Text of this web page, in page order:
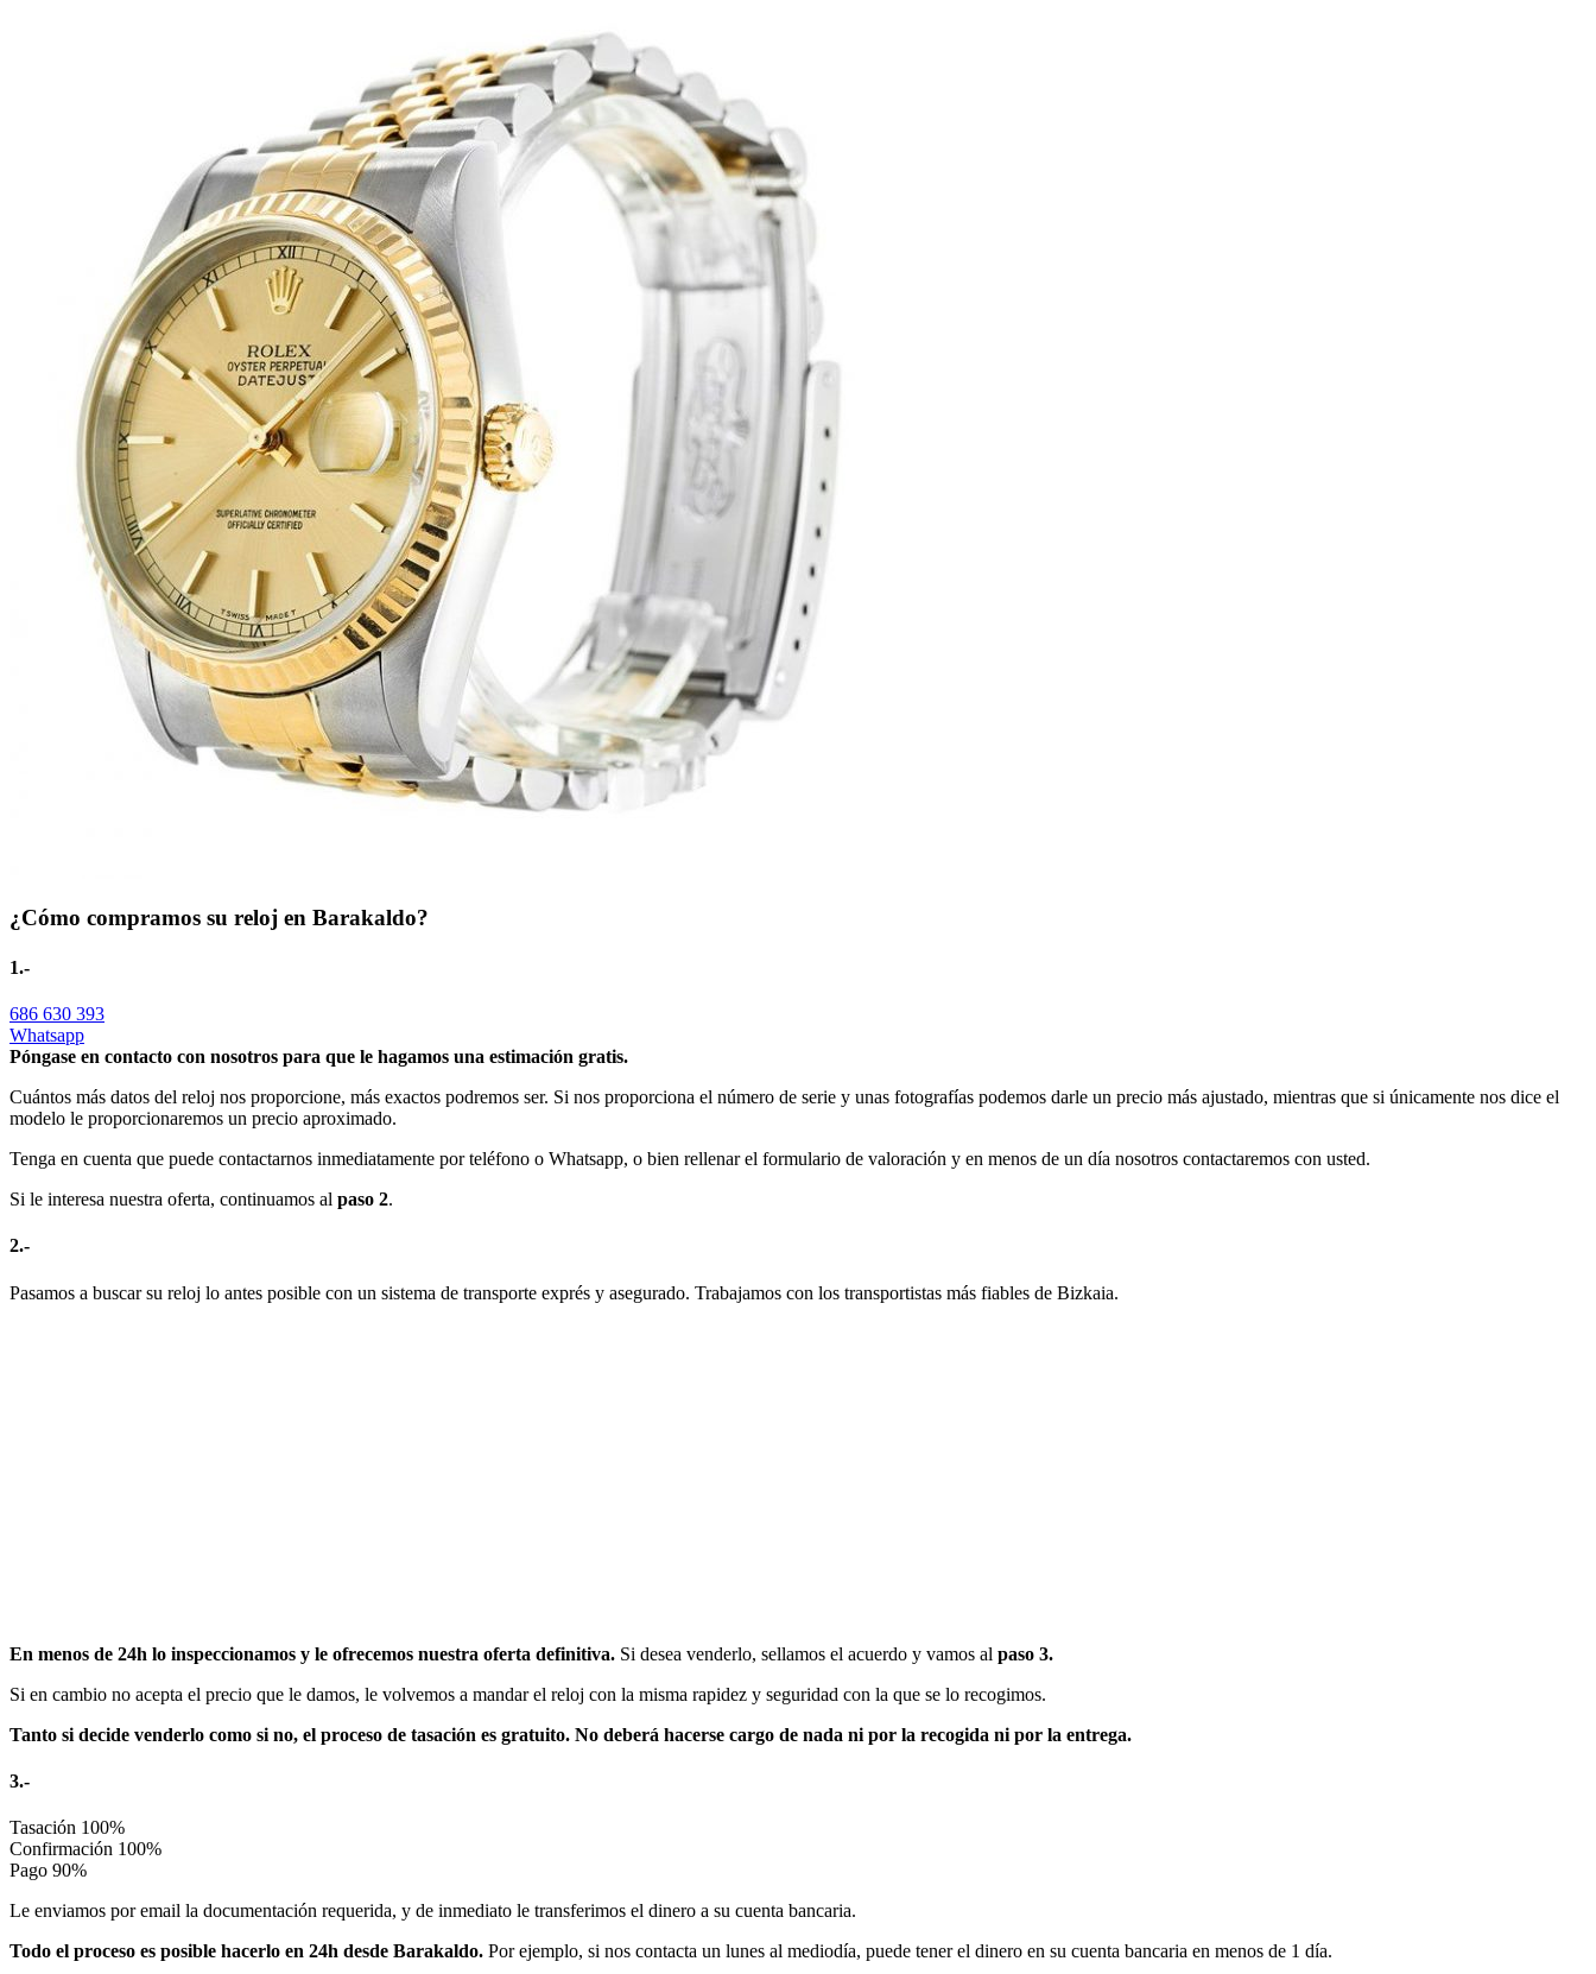
¿Cómo compramos su reloj en Barakaldo?
1.-
686 630 393
Whatsapp
Póngase en contacto con nosotros para que le hagamos una estimación gratis.
Cuántos más datos del reloj nos proporcione, más exactos podremos ser. Si nos proporciona el número de serie y unas fotografías podemos darle un precio más ajustado, mientras que si únicamente nos dice el
modelo le proporcionaremos un precio aproximado.
Tenga en cuenta que puede contactarnos inmediatamente por teléfono o Whatsapp, o bien rellenar el formulario de valoración y en menos de un día nosotros contactaremos con usted.
Si le interesa nuestra oferta, continuamos al paso 2.
2.-
Pasamos a buscar su reloj lo antes posible con un sistema de transporte exprés y asegurado. Trabajamos con los transportistas más fiables de Bizkaia.
En menos de 24h lo inspeccionamos y le ofrecemos nuestra oferta definitiva. Si desea venderlo, sellamos el acuerdo y vamos al paso 3.
Si en cambio no acepta el precio que le damos, le volvemos a mandar el reloj con la misma rapidez y seguridad con la que se lo recogimos.
Tanto si decide venderlo como si no, el proceso de tasación es gratuito. No deberá hacerse cargo de nada ni por la recogida ni por la entrega.
3.-
Tasación 100%
Confirmación 100%
Pago 90%
Le enviamos por email la documentación requerida, y de inmediato le transferimos el dinero a su cuenta bancaria.
Todo el proceso es posible hacerlo en 24h desde Barakaldo. Por ejemplo, si nos contacta un lunes al mediodía, puede tener el dinero en su cuenta bancaria en menos de 1 día.